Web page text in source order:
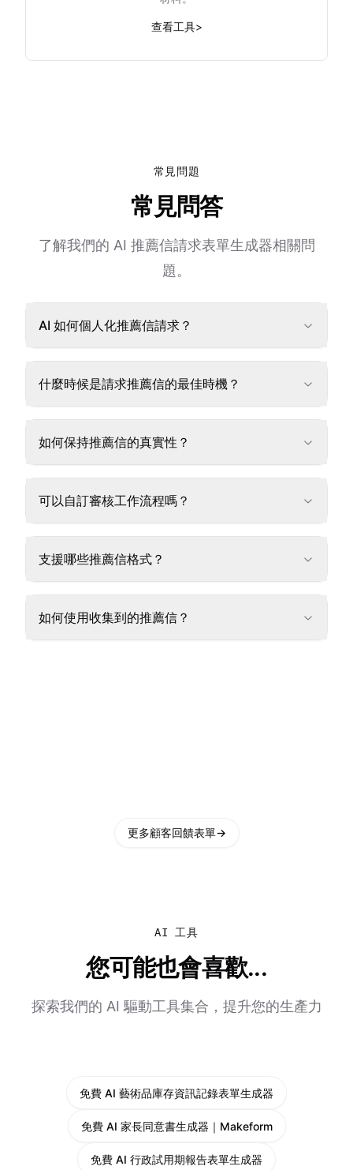
查看工具>
常見問題
常見問答
了解我們的 AI 推薦信請求表單生成器相關問
題。
AI 如何個人化推薦信請求？
什麼時候是請求推薦信的最佳時機？
如何保持推薦信的真實性？
可以自訂審核工作流程嗎？
支援哪些推薦信格式？
如何使用收集到的推薦信？
更多顧客回饋表單→
AI 工具
您可能也會喜歡...
探索我們的 AI 驅動工具集合，提升您的生產力
免費 AI 藝術品庫存資訊記錄表單生成器
免費 AI 家長同意書生成器｜Makeform
免費 AI 行政試用期報告表單生成器